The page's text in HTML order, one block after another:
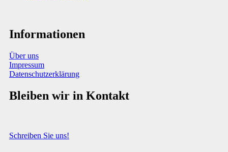
Informationen
Über uns
Impressum
Datenschutzerklärung
Bleiben wir in Kontakt
Schreiben Sie uns!